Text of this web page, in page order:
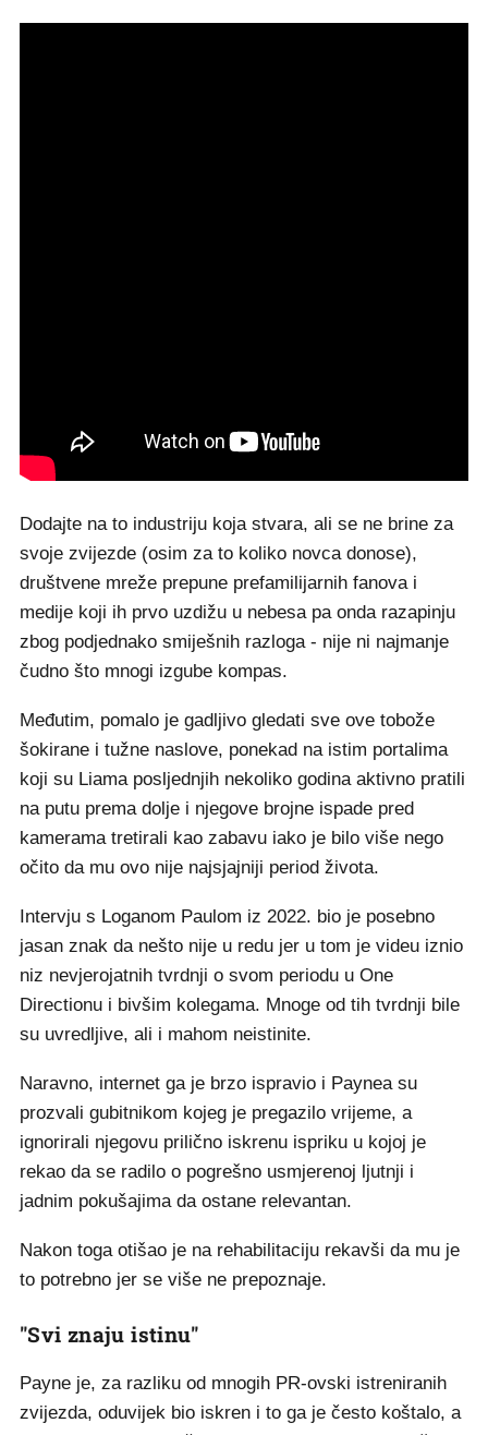
Dodajte na to industriju koja stvara, ali se ne brine za
svoje zvijezde (osim za to koliko novca donose),
društvene mreže prepune prefamilijarnih fanova i
medije koji ih prvo uzdižu u nebesa pa onda razapinju
zbog podjednako smiješnih razloga - nije ni najmanje
čudno što mnogi izgube kompas.
Međutim, pomalo je gadljivo gledati sve ove tobože
šokirane i tužne naslove, ponekad na istim portalima
koji su Liama posljednjih nekoliko godina aktivno pratili
na putu prema dolje i njegove brojne ispade pred
kamerama tretirali kao zabavu iako je bilo više nego
očito da mu ovo nije najsjajniji period života.
Intervju s Loganom Paulom iz 2022. bio je posebno
jasan znak da nešto nije u redu jer u tom je videu iznio
niz nevjerojatnih tvrdnji o svom periodu u One
Directionu i bivšim kolegama. Mnoge od tih tvrdnji bile
su uvredljive, ali i mahom neistinite.
Naravno, internet ga je brzo ispravio i Paynea su
prozvali gubitnikom kojeg je pregazilo vrijeme, a
ignorirali njegovu prilično iskrenu ispriku u kojoj je
rekao da se radilo o pogrešno usmjerenoj ljutnji i
jadnim pokušajima da ostane relevantan.
Nakon toga otišao je na rehabilitaciju rekavši da mu je
to potrebno jer se više ne prepoznaje.
"Svi znaju istinu"
Payne je, za razliku od mnogih PR-ovski istreniranih
zvijezda, oduvijek bio iskren i to ga je često koštalo, a